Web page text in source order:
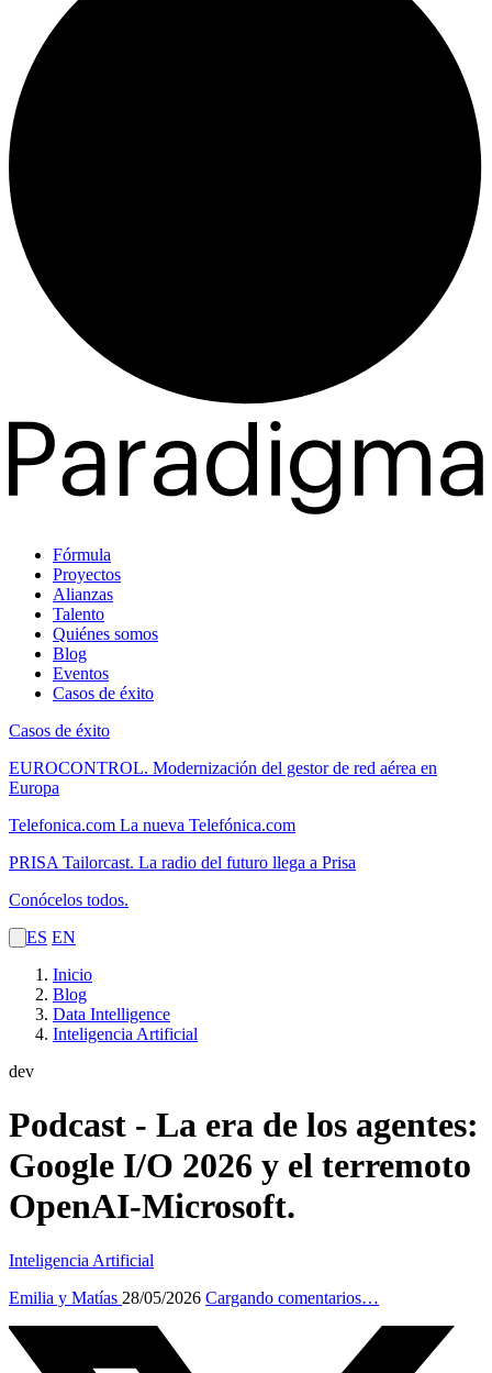
Fórmula
Proyectos
Alianzas
Talento
Quiénes somos
Blog
Eventos
Casos de éxito
Casos de éxito
EUROCONTROL. Modernización del gestor de red aérea en
Europa
Telefonica.com La nueva Telefónica.com
PRISA Tailorcast. La radio del futuro llega a Prisa
Conócelos todos.
ES EN
Inicio
Blog
Data Intelligence
Inteligencia Artificial
dev
Podcast - La era de los agentes:
Google I/O 2026 y el terremoto
OpenAI-Microsoft.
Inteligencia Artificial
Emilia y Matías 28/05/2026 Cargando comentarios…